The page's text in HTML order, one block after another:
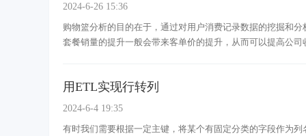
2024-6-26 15:36
购物篮分析的目的在于，通过对用户消费记录数据的挖掘和
套餐销量的提升一般会带来客单价的提升，从而可以提高公司
用ETL实现行转列
2024-6-4 19:35
有时我们需要根据一定主键，将某个有固定分类的字段作为